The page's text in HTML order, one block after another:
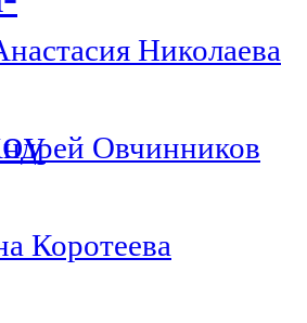
Николаева
Овчинников
Коротеева